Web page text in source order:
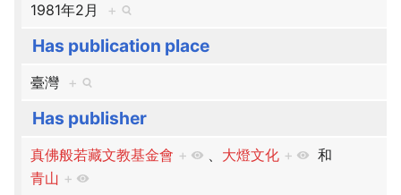
1981年2月 +
Has publication place
臺灣 +
Has publisher
真佛般若藏文教基金會 + 、​ 大燈文化 +
和
青山 +